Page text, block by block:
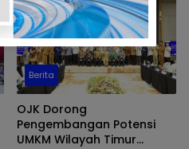
Berita
OJK Dorong
Pengembangan Potensi
UMKM Wilayah Timur